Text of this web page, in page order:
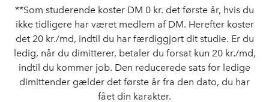
**Som studerende koster DM 0 kr. det første år, hvis du
ikke tidligere har været medlem af DM. Herefter koster
det 20 kr./md, indtil du har færdiggjort dit studie. Er du
ledig, når du dimitterer, betaler du forsat kun 20 kr./md,
indtil du kommer job. Den reducerede sats for ledige
dimittender gælder det første år fra den dato, du har
fået din karakter.